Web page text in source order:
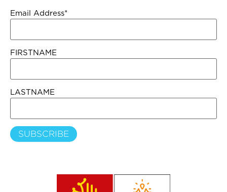
Email Address*
FIRSTNAME
LASTNAME